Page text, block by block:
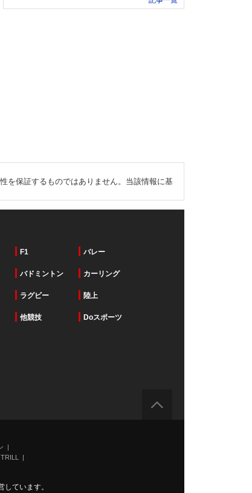
を保証するものではありません。当該情報に基
F1 バレー
バドミントン カーリング
ラグビー 陸上
他競技 Doスポーツ
ています。